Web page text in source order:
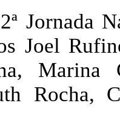
Jornada
Joel
Rocha,